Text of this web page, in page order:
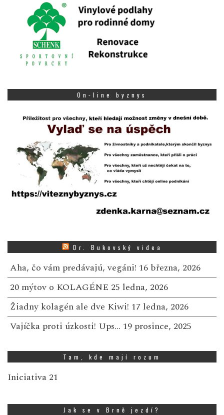
On-line byznys
Dr. Bukovský videa
Aha, čo vám predávajú, vegáni! 16 března, 2026
20 mýtov o KOLAGÉNE 25 ledna, 2026
Žiadny kolagén ale dve Kiwi! 17 ledna, 2026
Vajíčka proti úzkosti! Ups… 19 prosince, 2025
Tam, kde mají rozum
Iniciativa 21
Jak se v Brně jezdí?